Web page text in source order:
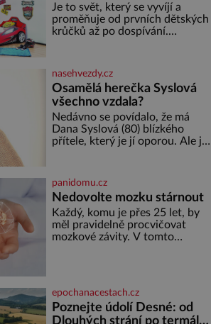
Je to svět, který se vyvíjí a
proměňuje od prvních dětských
krůčků až po dospívání.
soustředění i odpočinek a
reaguje na každou etapu života
a specifické potřeby dítěte. Pro
nejmenší je klíčová
jednoduchost, měkkost a
bezpečí, proto by pokoj
miminka měl působit především
nasehvezdy.cz
Osamělá herečka Syslová
všechno vzdala?
Nedávno se povídalo, že má
Dana Syslová (80) blízkého
přítele, který je jí oporou. Ale je
častěji mluví o svém odchodu.
Dohnala ji snad samota? Půs
panidomu.cz
Nedovolte mozku stárnout
Každý, komu je přes 25 let, by
měl pravidelně procvičovat
mozkové závity. V tomto
jméno kolegy z práce. Nebo
marně v paměti lovíte název
knížky, kterou jste nedávno
přečetli. Je to opravdu tak, s
epochanacestach.cz
Poznejte údolí Desné: od
Dlouhých strání po termální